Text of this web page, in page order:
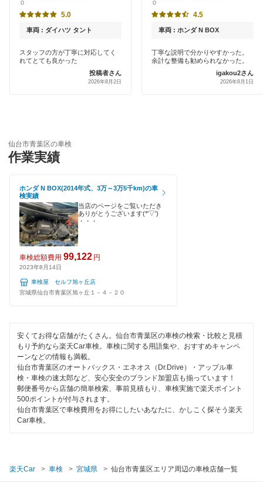
ハイブリッド車OK
EV車OK
120分以内の車検
1日車検
夜間受付
整備保証
1級整備士在籍
閉じる
伊藤忠エネクス
宇佐美車検
コスモの車検
エネフリ車検
閉じる
０
5.0
車両 : ダイハツ タント
スタッフの方が丁寧に対応してく
れてとても良かった
投稿者さん
2026年8月2日
０
4.5
車両 : ホンダ N BOX
丁寧な説明で分かりやすかった。
余計な整備も勧められなかった。
igakou2さん
2026年8月1日
仙台市青葉区の車検
作業実績
ホンダ N BOX(2014年式、3万～3万5千km)の車
検実績
当店のページをご覧いただき
ありがとうございます(*'▽')
・・・
車検総額費用 99,122 円
2023年8月14日
車検屋 セルフ旭ヶ丘店
宮城県仙台市青葉区旭ヶ丘１－４－２０
安くてお得な店舗がたくさん。仙台市青葉区の車検の検索・比較と見積
もり予約なら楽天Car車検。車検に関する用語集や、おすすめキャンペ
ーンなどの情報も満載。
仙台市青葉区のオートバックス・エネオス（Dr.Drive）・アップル車
検・車検の速太郎など、安心安全のブランド加盟店も揃っています！
郵便番号から店舗の簡単検索、事前見積もり、車検実施で楽天ポイント
500ポイントが付与されます。
仙台市青葉区で車検費用をお得にしたいあなたに、かしこく探そう楽天
Car車検。
楽天Car 車検 宮城県 仙台市青葉区エリア周辺の車検店舗一覧